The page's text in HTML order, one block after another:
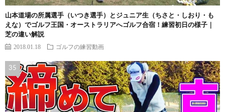
山本道場の所属選手（いつき選手）とジュニア生（ちさと・しおり・も
えな）でゴルフ王国・オーストラリアへゴルフ合宿！練習初日の様子｜
芝の違い解説
2018.01.18 ゴルフの練習動画